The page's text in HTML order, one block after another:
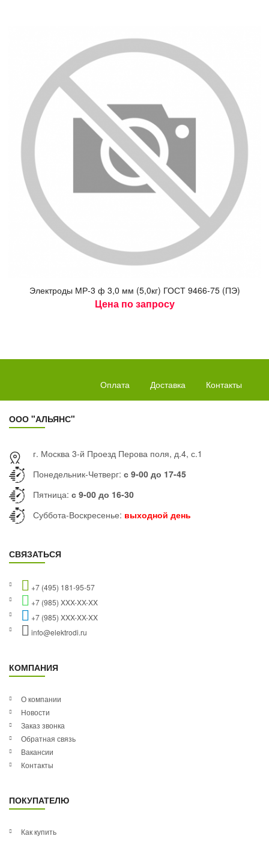
Элек­тро­ды МР-3 ф 3,0 мм (5,0кг) ГОСТ 9466-75 (ПЭ)
Цена по запросу
Оплата Доставка Контакты
ООО "АЛЬЯНС"
г. Москва 3-й Проезд Перова поля, д.4, с.1
Понедельник-Четверг: с 9-00 до 17-45
Пятница: с 9-00 до 16-30
Суббота-Воскресенье: выходной день
СВЯЗАТЬСЯ
+7 (495) 181-95-57
+7 (985) XXX-XX-XX
+7 (985) XXX-XX-XX
info@elektrodi.ru
КОМПАНИЯ
О компании
Новости
Заказ звонка
Обратная связь
Вакансии
Контакты
ПОКУПАТЕЛЮ
Как купить